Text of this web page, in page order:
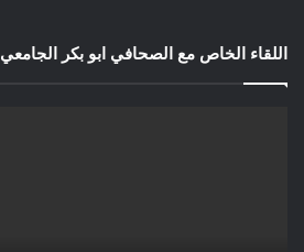
اللقاء الخاص مع الصحافي ابو بكر الجامعي